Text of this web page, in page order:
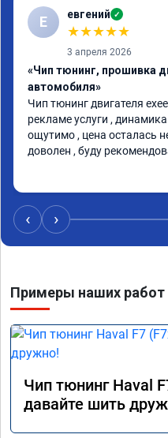
Е евгений ✓
★★★★★
3 апреля 2026
«Чип тюнинг, прошивка
автомобиля»
Чип тюнинг двигателя
рекламе услуги ,
ощутимо , цена осталась
доволен , буду
‹ ›
Примеры наших работ
Чип тюнинг Haval
давайте шить